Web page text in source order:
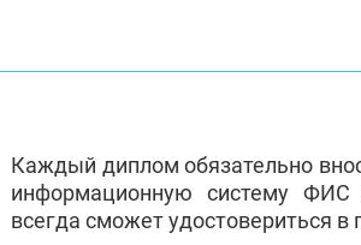
Каждый диплом обязательно
информационную систему
всегда сможет удостовериться